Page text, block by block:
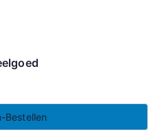
Bestellen